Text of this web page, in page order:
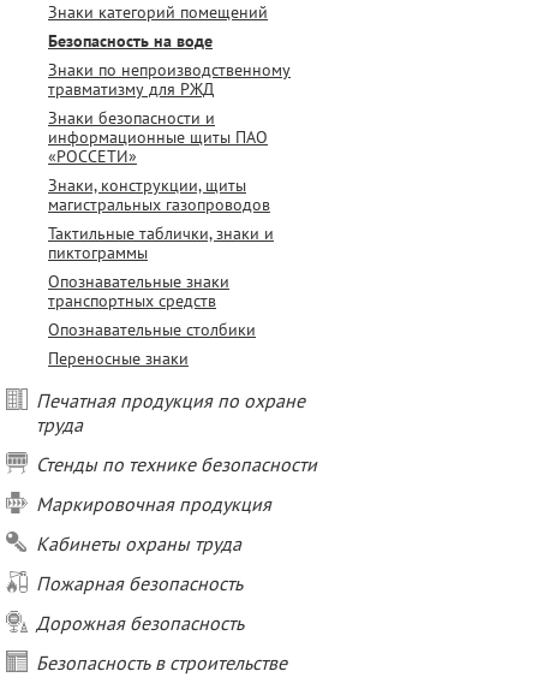
Знаки категорий помещений
Безопасность на воде
Знаки по непроизводственному
травматизму для РЖД
Знаки безопасности и
информационные щиты ПАО
«РОССЕТИ»
Знаки, конструкции, щиты
магистральных газопроводов
Тактильные таблички, знаки и
пиктограммы
Опознавательные знаки
транспортных средств
Опознавательные столбики
Переносные знаки
Печатная продукция по охране
труда
Стенды по технике безопасности
Маркировочная продукция
Кабинеты охраны труда
Пожарная безопасность
Дорожная безопасность
Безопасность в строительстве